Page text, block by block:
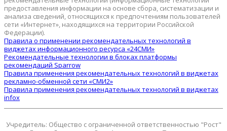
предоставления информации на основе сбора, систематизации и
анализа сведений, относящихся к предпочтениям пользователей
сети «Интернет», находящихся на территории Российской
Федерации).
Правила о применении рекомендательных технологий в
виджетах информационного ресурса «24СМИ»
Рекомендательные технологии в блоках платформы
рекомендаций Sparrow
Правила применения рекомендательных технологий в виджетах
рекламно-обменной сети «СМИ2»
Правила применения рекомендательных технологий в виджетах
infox
Учредитель: Общество с ограниченной ответственностью "Рост"